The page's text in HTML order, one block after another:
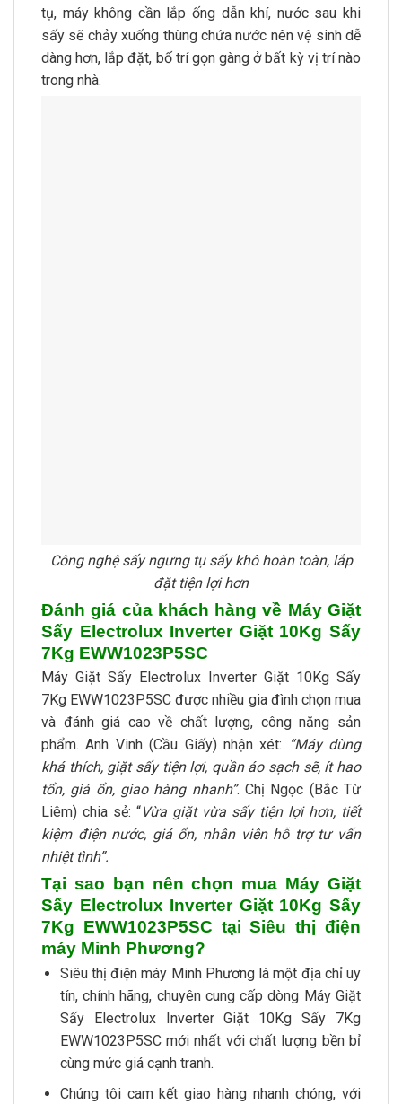
tụ, máy không cần lắp ống dẫn khí, nước sau khi
sấy sẽ chảy xuống thùng chứa nước nên vệ sinh dễ
dàng hơn, lắp đặt, bố trí gọn gàng ở bất kỳ vị trí nào
trong nhà.
Công nghệ sấy ngưng tụ sấy khô hoàn toàn, lắp
đặt tiện lợi hơn
Đánh giá của khách hàng về Máy Giặt
Sấy Electrolux Inverter Giặt 10Kg Sấy
7Kg EWW1023P5SC
Máy Giặt Sấy Electrolux Inverter Giặt 10Kg Sấy
7Kg EWW1023P5SC được nhiều gia đình chọn mua
và đánh giá cao về chất lượng, công năng sản
phẩm. Anh Vinh (Cầu Giấy) nhận xét:
“Máy dùng
khá thích, giặt sấy tiện lợi, quần áo sạch sẽ, ít hao
tổn, giá ổn, giao hàng nhanh”. Chị Ngọc (Bắc Từ
Liêm) chia sẻ: “Vừa giặt vừa sấy tiện lợi hơn, tiết
kiệm điện nước, giá ổn, nhân viên hỗ trợ tư vấn
nhiệt tình”.
Tại sao bạn nên chọn mua Máy Giặt
Sấy Electrolux Inverter Giặt 10Kg Sấy
7Kg EWW1023P5SC tại Siêu thị điện
máy Minh Phương?
Siêu thị điện máy Minh Phương là một địa chỉ uy
tín, chính hãng, chuyên cung cấp dòng Máy Giặt
Sấy Electrolux Inverter Giặt 10Kg Sấy 7Kg
EWW1023P5SC mới nhất với chất lượng bền bỉ
cùng mức giá cạnh tranh.
Chúng tôi cam kết giao hàng nhanh chóng, với